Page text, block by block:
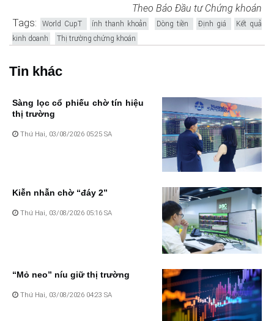
Theo Báo Đầu tư Chứng khoán
Tags: World CupT ính thanh khoản Dòng tiền Định giá
Kết quả
kinh doanh
Thị trường chứng khoán
Tin khác
Sàng lọc cổ phiếu chờ tín hiệu
thị trường
Thứ Hai, 03/08/2026 05:25 SA
Kiễn nhẫn chờ “đáy 2”
Thứ Hai, 03/08/2026 05:16 SA
“Mỏ neo” níu giữ thị trường
Thứ Hai, 03/08/2026 04:23 SA